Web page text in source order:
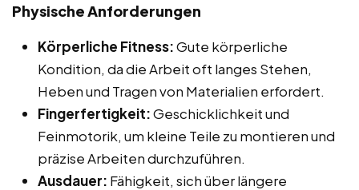
Physische Anforderungen
Körperliche Fitness:Gute körperliche
Kondition, da die Arbeit oft langes Stehen,
Heben und Tragen von Materialien erfordert.
Fingerfertigkeit:Geschicklichkeit und
Feinmotorik, um kleine Teile zu montieren und
präzise Arbeiten durchzuführen.
Ausdauer: Fähigkeit, sich über längere